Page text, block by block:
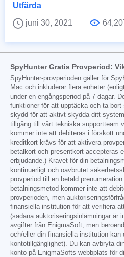
Utfärda
juni 30, 2021
SpyHunter Gratis Provperiod:
SpyHunter-provperioden gäller för
Mac och inkluderar flera enheter
under en engångsperiod på 7 dagar.
funktioner för att upptäcka och ta bort
skydd för att aktivt skydda ditt
tillgång till vårt tekniska supportteam
kommer inte att debiteras i förskott
kreditkort krävs för att aktivera
betalkort och presentkort accepteras
erbjudande.) Kravet för din
kontinuerligt och oavbrutet
provperiod till en betald
betalningsmetod kommer inte att
provperioden, men
finansiella institution för att verifiera
(sådana auktoriseringsinlämningar är
avgifter från EnigmaSoft, men
och/eller din finansiella institution kan
kontotillgänglighet). Du kan avbryta
konto på EnigmaSofts webbplats för